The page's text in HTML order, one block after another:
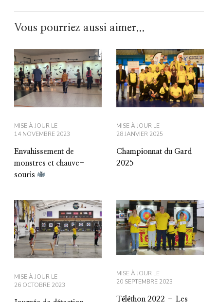
Vous pourriez aussi aimer...
MISE À JOUR LE
14 NOVEMBRE 2023
Envahissement de
monstres et chauve-
souris
MISE À JOUR LE
28 JANVIER 2025
Championnat du Gard
2025
MISE À JOUR LE
26 OCTOBRE 2023
MISE À JOUR LE
20 SEPTEMBRE 2023
Téléthon 2022 – Les